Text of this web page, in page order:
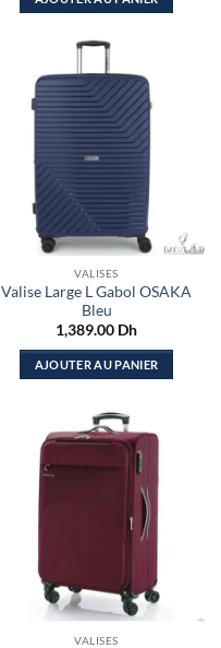
était :
VALISES
Valise Large L Gabol OSAKA
Bleu
1,389.00 Dh
AJOUTER AU PANIER
VALISES